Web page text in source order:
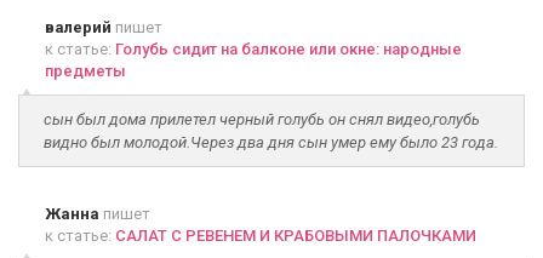
валерий пишет
к статье: Голубь сидит на балконе или окне: народные
предметы
сын был дома прилетел черный голубь он снял видео,голубь
видно был молодой.Через два дня сын умер ему было 23 года.
Жанна пишет
к статье: САЛАТ С РЕВЕНЕМ И КРАБОВЫМИ ПАЛОЧКАМИ